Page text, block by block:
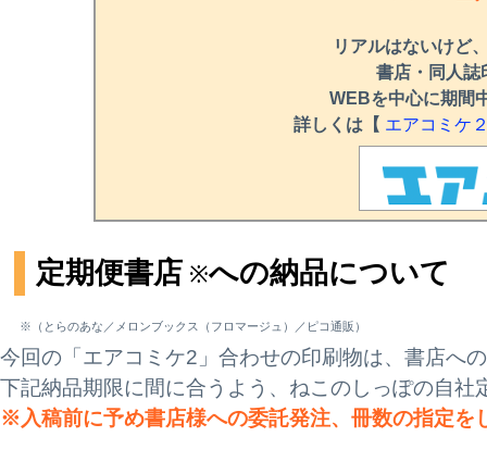
リアルはないけど
書店・同人誌
WEBを中心に期間
詳しくは【 エアコミケ
定期便書店 ※への納品について
※（とらのあな／メロンブックス（フロマージュ）／ピコ通販）
今回の「エアコミケ2」合わせの印刷物は、書店へ
下記納品期限に間に合うよう、ねこのしっぽの自社
※入稿前に予め書店様への委託発注、冊数の指定を